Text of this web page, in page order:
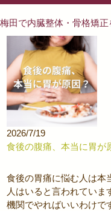
梅田で内臓整体・骨格矯
2026/7/19
食後の腹痛、本当に胃が
食後の胃痛に悩む人は本
人はいると言われていま
機関でやればいいわけで